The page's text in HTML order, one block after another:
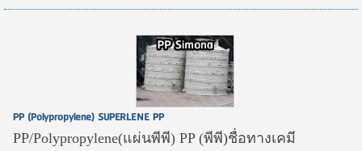
PP (Polypropylene) SUPERLENE PP
PP/Polypropylene(แผ่นพีพี) PP (พีพี)ชื่อทางเคมี